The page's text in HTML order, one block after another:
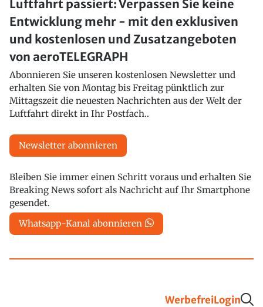
Luftfahrt passiert: Verpassen Sie keine
Entwicklung mehr - mit den exklusiven
und kostenlosen und Zusatzangeboten
von aeroTELEGRAPH
Abonnieren Sie unseren kostenlosen Newsletter und
erhalten Sie von Montag bis Freitag pünktlich zur
Mittagszeit die neuesten Nachrichten aus der Welt der
Luftfahrt direkt in Ihr Postfach..
Newsletter abonnieren
Bleiben Sie immer einen Schritt voraus und erhalten Sie
Breaking News sofort als Nachricht auf Ihr Smartphone
gesendet.
Whatsapp-Kanal abonnieren
WerbefreiLogin